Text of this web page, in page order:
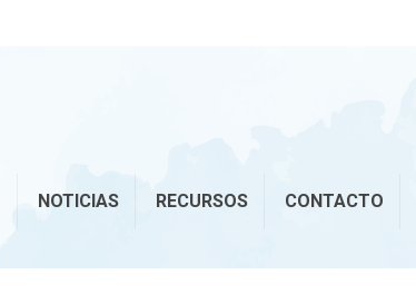
NOTICIAS RECURSOS CONTACTO